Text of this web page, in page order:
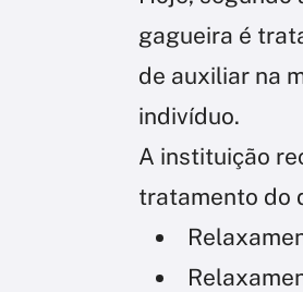
gagueira é
de auxiliar na
indivíduo.
A instituição
tratamento do